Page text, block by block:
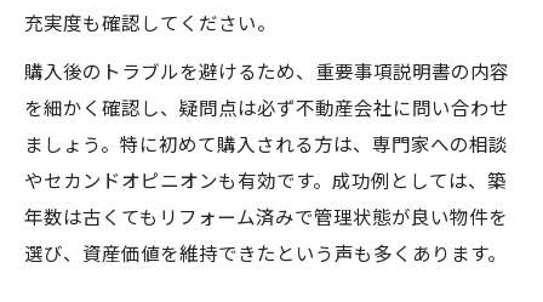
充実度も確認してください。
購入後のトラブルを避けるため、重要事項説明書の内容
を細かく確認し、疑問点は必ず不動産会社に問い合わせ
ましょう。特に初めて購入される方は、専門家への相談
やセカンドオピニオンも有効です。成功例としては、築
年数は古くてもリフォーム済みで管理状態が良い物件を
選び、資産価値を維持できたという声も多くあります。